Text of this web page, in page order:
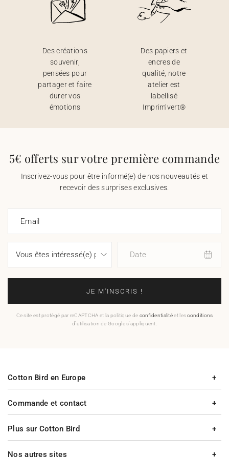
Des créations
souvenir,
pensées pour
partager et faire
durer vos
émotions
Des papiers et
encres de
qualité, notre
atelier est
labellisé
Imprim’vert®
5€ offerts sur votre première commande
Inscrivez-vous pour être informé(e) de nos nouveautés et
recevoir des surprises exclusives.
Email
Date
JE M'INSCRIS !
Ce site est protégé par reCAPTCHA et la politique de confidentialitéet lesconditions
d'utilisation de Google s'appliquent.
Commande et contact
Plus sur Cotton Bird
Cotton Bird en Europe
Nos autres sites